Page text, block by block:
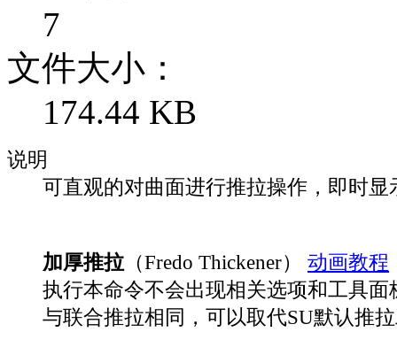
7
文件大小：
174.44 KB
说明
可直观的对曲面进行推拉操作，即时显
加厚推拉 （Fredo Thickener）
动画教程
执行本命令不会出现相关选项和工具面
与联合推拉相同，可以取代SU默认推